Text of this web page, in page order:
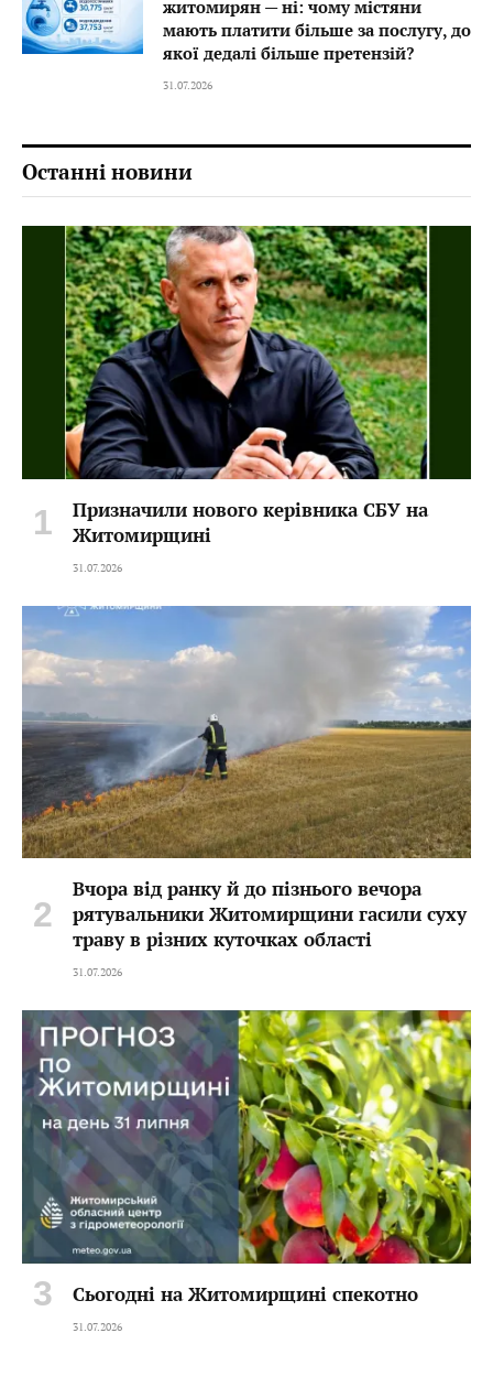
житомирян — ні: чому містяни
мають платити більше за послугу, до
якої дедалі більше претензій?
31.07.2026
Останні новини
Призначили нового керівника СБУ на
Житомирщині
31.07.2026
Вчора від ранку й до пізнього вечора
рятувальники Житомирщини гасили суху
траву в різних куточках області
31.07.2026
Сьогодні на Житомирщині спекотно
31.07.2026